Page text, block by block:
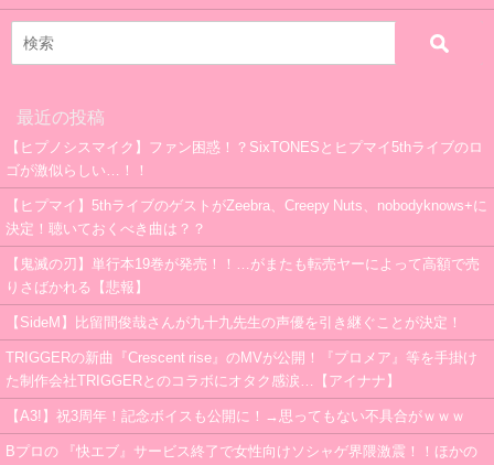
最近の投稿
【ヒプノシスマイク】ファン困惑！？SixTONESとヒプマイ5thライブのロ
ゴが激似らしい…！！
【ヒプマイ】5thライブのゲストがZeebra、Creepy Nuts、nobodyknows+に
決定！聴いておくべき曲は？？
【鬼滅の刃】単行本19巻が発売！！…がまたも転売ヤーによって高額で売
りさばかれる【悲報】
【SideM】比留間俊哉さんが九十九先生の声優を引き継ぐことが決定！
TRIGGERの新曲『Crescent rise』のMVが公開！『プロメア』等を手掛け
た制作会社TRIGGERとのコラボにオタク感涙…【アイナナ】
【A3!】祝3周年！記念ボイスも公開に！→思ってもない不具合がｗｗｗ
Bプロの 『快エブ』サービス終了で女性向けソシャゲ界隈激震！！ほかの